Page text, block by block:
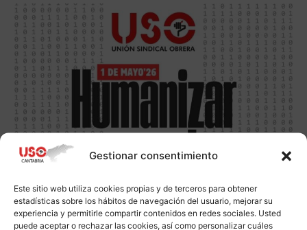
Gestionar consentimiento
Este sitio web utiliza cookies propias y de terceros para obtener
estadísticas sobre los hábitos de navegación del usuario, mejorar su
experiencia y permitirle compartir contenidos en redes sociales. Usted
puede aceptar o rechazar las cookies, así como personalizar cuáles